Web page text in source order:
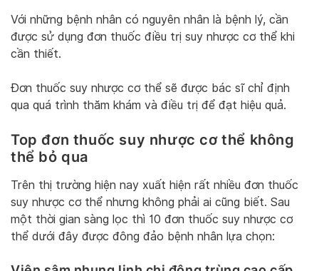
Với những bệnh nhân có nguyên nhân là bệnh lý, cần
được sử dụng đơn thuốc điều trị suy nhược cơ thể khi
cần thiết.
Đơn thuốc suy nhược cơ thể sẽ được bác sĩ chỉ định
qua quá trình thăm khám và điều trị để đạt hiệu quả.
Top đơn thuốc suy nhược cơ thể không
thể bỏ qua
Trên thị trường hiện nay xuất hiện rất nhiều đơn thuốc
suy nhược cơ thể nhưng không phải ai cũng biết. Sau
một thời gian sàng lọc thì 10 đơn thuốc suy nhược cơ
thể dưới đây được đông đảo bệnh nhân lựa chọn: